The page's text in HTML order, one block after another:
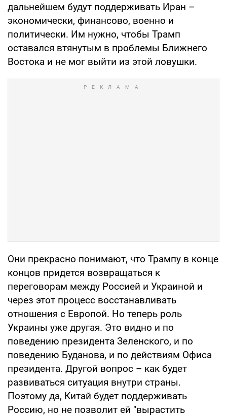
дальнейшем будут поддерживать Иран –
экономически, финансово, военно и
политически. Им нужно, чтобы Трамп
оставался втянутым в проблемы Ближнего
Востока и не мог выйти из этой ловушки.
Они прекрасно понимают, что Трампу в конце
концов придется возвращаться к
переговорам между Россией и Украиной и
через этот процесс восстанавливать
отношения с Европой. Но теперь роль
Украины уже другая. Это видно и по
поведению президента Зеленского, и по
поведению Буданова, и по действиям Офиса
президента. Другой вопрос – как будет
развиваться ситуация внутри страны.
Поэтому да, Китай будет поддерживать
Россию, но не позволит ей "вырастить